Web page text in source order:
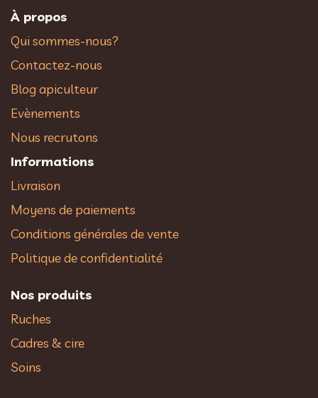
À propos
Qui sommes-nous?
Contactez-nous
Blog apiculteur
Evènements
Nous recrutons
Informations
Livraison
Moyens de paiements
Conditions générales de vente
Politique de confidentialité
Nos produits
Ruches
Cadres & cire
Soins